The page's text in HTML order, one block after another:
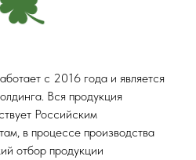
с 2016 года и является
Вся продукция
Российским
в процессе производства
отбор продукции